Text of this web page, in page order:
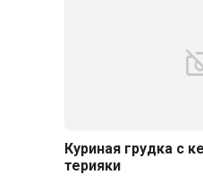
Куриная грудка с
терияки